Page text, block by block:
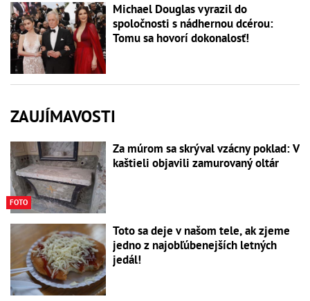
Michael Douglas vyrazil do
spoločnosti s nádhernou dcérou:
Tomu sa hovorí dokonalosť!
ZAUJÍMAVOSTI
FOTO
Za múrom sa skrýval vzácny poklad: V
kaštieli objavili zamurovaný oltár
Toto sa deje v našom tele, ak zjeme
jedno z najobľúbenejších letných
jedál!